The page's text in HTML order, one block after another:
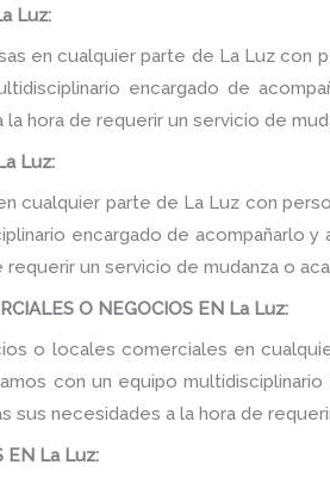
Luz:
en cualquier parte de La Luz con
encargado de
hora de requerir un servicio de
Luz:
cualquier parte de La Luz con
encargado de acompañarlo
un servicio de mudanza o
O NEGOCIOS EN La Luz:
o locales comerciales en
con un equipo
necesidades a la hora de
EN La Luz: